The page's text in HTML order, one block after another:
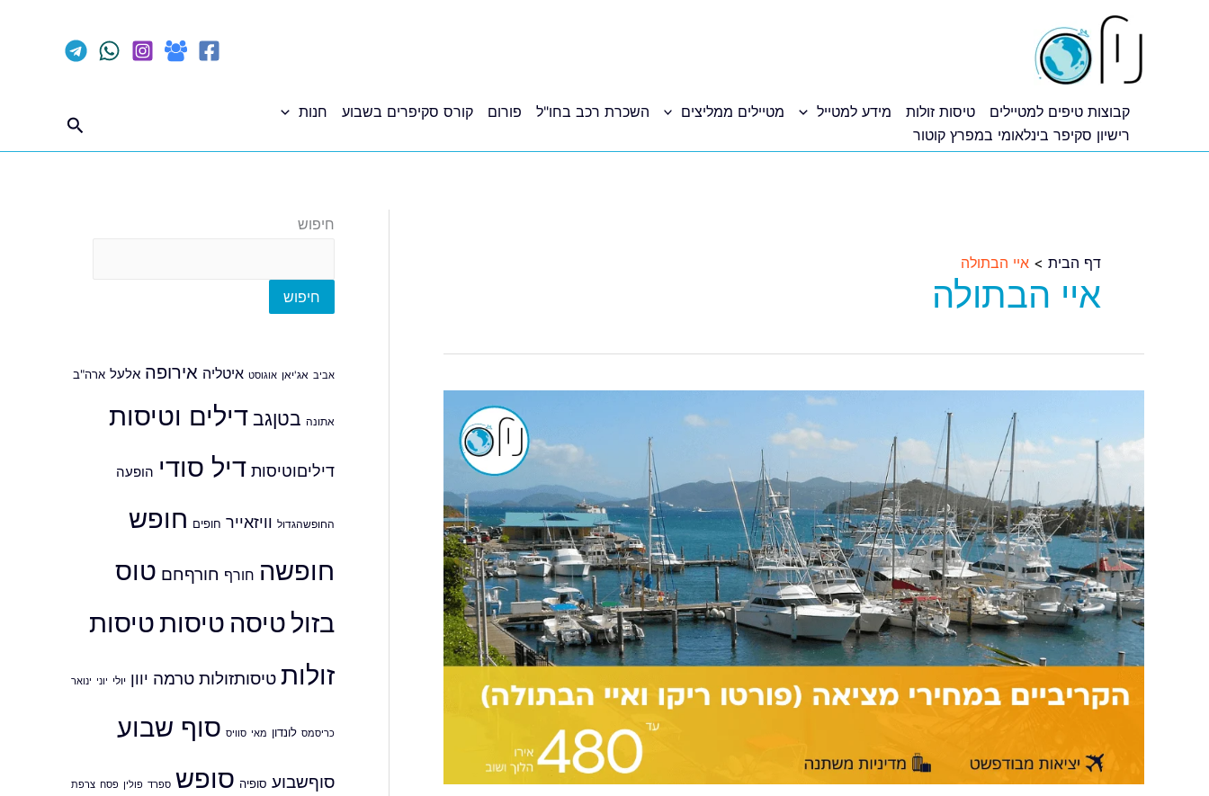
קבוצות טיפים למטיילים טיסות זולות מידע למטייל מטיילים ממליצים השכרת רכב בחו"ל פורום קורס סקיפרים בשבוע
חנות
רישיון סקיפר בינלאומי במפרץ קוטור
חיפוש
דף הבית איי הבתולה
איי הבתולה
לפורטו
ואיי
הבתולה
החל
מ-480
אירו
הלוך
חזור
חיפוש
חיפוש
אביב אג'יאן אוגוסט איטליה אירופה אלעל ארה"ב
אתונה בטןגב דילים וטיסות
דיליםוטיסות דיל סודי הופעה
החופשהגדול וויזאייר חופים חופש
חופשה חורף חורףחם טוס
בזול טיסה טיסותטיסות
זולות טיסותזולות טרמה יוון יולי יוני ינואר
כריסמס לונדון מאי סוויס סוף שבוע
סוףשבוע סופיה סופש ספרד פולין פסח צרפת